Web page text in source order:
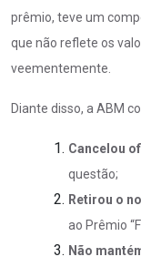
prêmio, teve um
que não reflete os
veementemente.
Diante disso, a ABM
Cancelou
questão;
Retirou o
ao Prêmio
Não